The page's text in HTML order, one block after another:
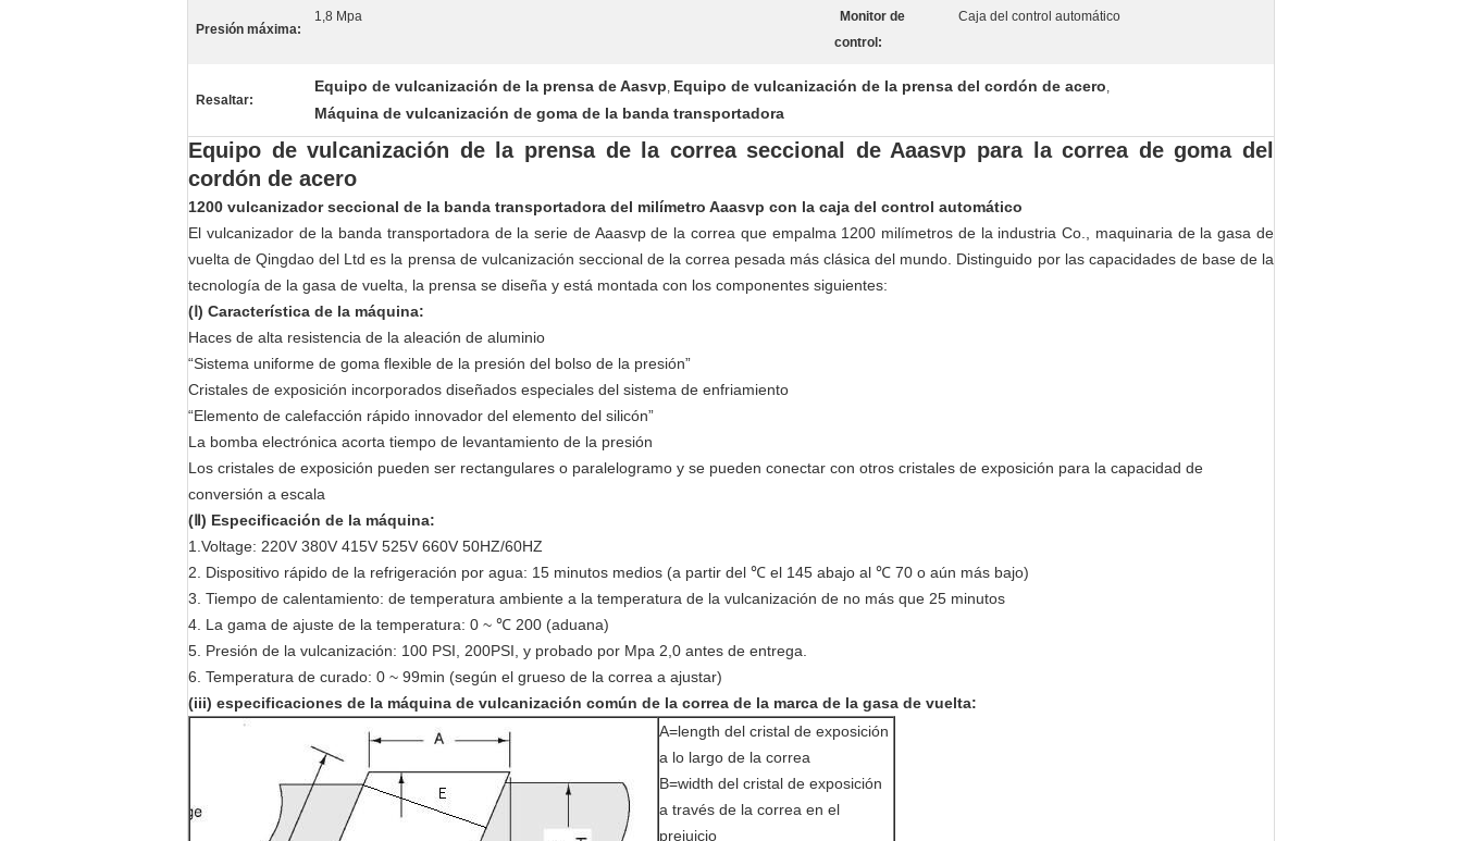
Presión máxima:
1,8 Mpa
Monitor de
control:
Caja del control automático
Resaltar:
Equipo de vulcanización de la prensa de Aasvp, Equipo de vulcanización de la prensa del cordón de acero,
Máquina de vulcanización de goma de la banda transportadora
Equipo de vulcanización de la prensa de la correa seccional de Aaasvp para la correa de goma del
cordón de acero
1200 vulcanizador seccional de la banda transportadora del milímetro Aaasvp con la caja del control automático
El vulcanizador de la banda transportadora de la serie de Aaasvp de la correa que empalma 1200 milímetros de la industria Co., maquinaria de la gasa de
vuelta de Qingdao del Ltd es la prensa de vulcanización seccional de la correa pesada más clásica del mundo. Distinguido por las capacidades de base de la
tecnología de la gasa de vuelta, la prensa se diseña y está montada con los componentes siguientes:
(Ⅰ) Característica de la máquina:
Haces de alta resistencia de la aleación de aluminio
“Sistema uniforme de goma flexible de la presión del bolso de la presión”
Cristales de exposición incorporados diseñados especiales del sistema de enfriamiento
“Elemento de calefacción rápido innovador del elemento del silicón”
La bomba electrónica acorta tiempo de levantamiento de la presión
Los cristales de exposición pueden ser rectangulares o paralelogramo y se pueden conectar con otros cristales de exposición para la capacidad de
conversión a escala
(Ⅱ) Especificación de la máquina:
1.Voltage: 220V 380V 415V 525V 660V 50HZ/60HZ
2. Dispositivo rápido de la refrigeración por agua: 15 minutos medios (a partir del ℃ el 145 abajo al ℃ 70 o aún más bajo)
3. Tiempo de calentamiento: de temperatura ambiente a la temperatura de la vulcanización de no más que 25 minutos
4. La gama de ajuste de la temperatura: 0 ~ ℃ 200 (aduana)
5. Presión de la vulcanización: 100 PSI, 200PSI, y probado por Mpa 2,0 antes de entrega.
6. Temperatura de curado: 0 ~ 99min (según el grueso de la correa a ajustar)
(iii) especificaciones de la máquina de vulcanización común de la correa de la marca de la gasa de vuelta:
A=length del cristal de exposición
a lo largo de la correa
B=width del cristal de exposición
a través de la correa en el
prejuicio